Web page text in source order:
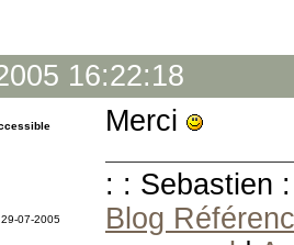
16:22:18
07-2005
Merci
: : Sebastien
Blog